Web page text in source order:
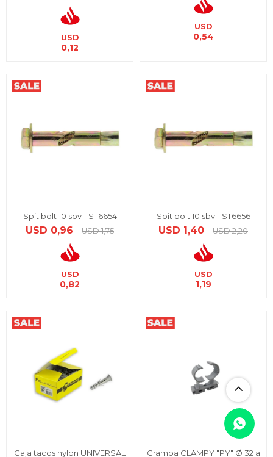
USD
0,12
USD
0,54
Spit bolt 10 sbv - ST6654
USD 0,96 USD 1,75
USD
0,82
Spit bolt 10 sbv - ST6656
USD 1,40 USD 2,20
USD
1,19
Caja tacos nylon UNIVERSAL Grampa CLAMPY "PY" Ø 32 a